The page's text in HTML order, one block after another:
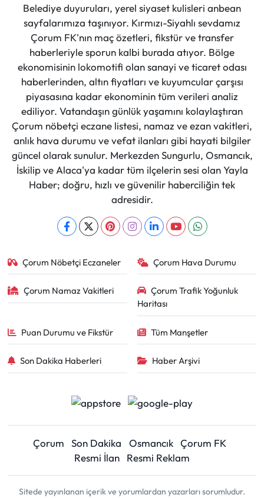
Belediye duyuruları, yerel siyaset kulisleri anbean
sayfalarımıza taşınıyor. Kırmızı-Siyahlı sevdamız
Çorum FK'nın maç özetleri, fikstür ve transfer
haberleriyle sporun kalbi burada atıyor. Bölge
ekonomisinin lokomotifi olan sanayi ve ticaret odası
haberlerinden, altın fiyatları ve kuyumcular çarşısı
piyasasına kadar ekonominin tüm verileri analiz
ediliyor. Vatandaşın günlük yaşamını kolaylaştıran
Çorum nöbetçi eczane listesi, namaz ve ezan vakitleri,
anlık hava durumu ve vefat ilanları gibi hayati bilgiler
güncel olarak sunulur. Merkezden Sungurlu, Osmancık,
İskilip ve Alaca'ya kadar tüm ilçelerin sesi olan Yayla
Haber; doğru, hızlı ve güvenilir haberciliğin tek
adresidir.
Çorum Nöbetçi Eczaneler Çorum Hava Durumu
Çorum Namaz Vakitleri
Çorum Trafik Yoğunluk
Haritası
Puan Durumu ve Fikstür Tüm Manşetler
Son Dakika Haberleri Haber Arşivi
Çorum Son Dakika Osmancık Çorum FK
Resmi İlan
Resmi Reklam
Sitede yayınlanan içerik ve yorumlardan yazarları sorumludur.